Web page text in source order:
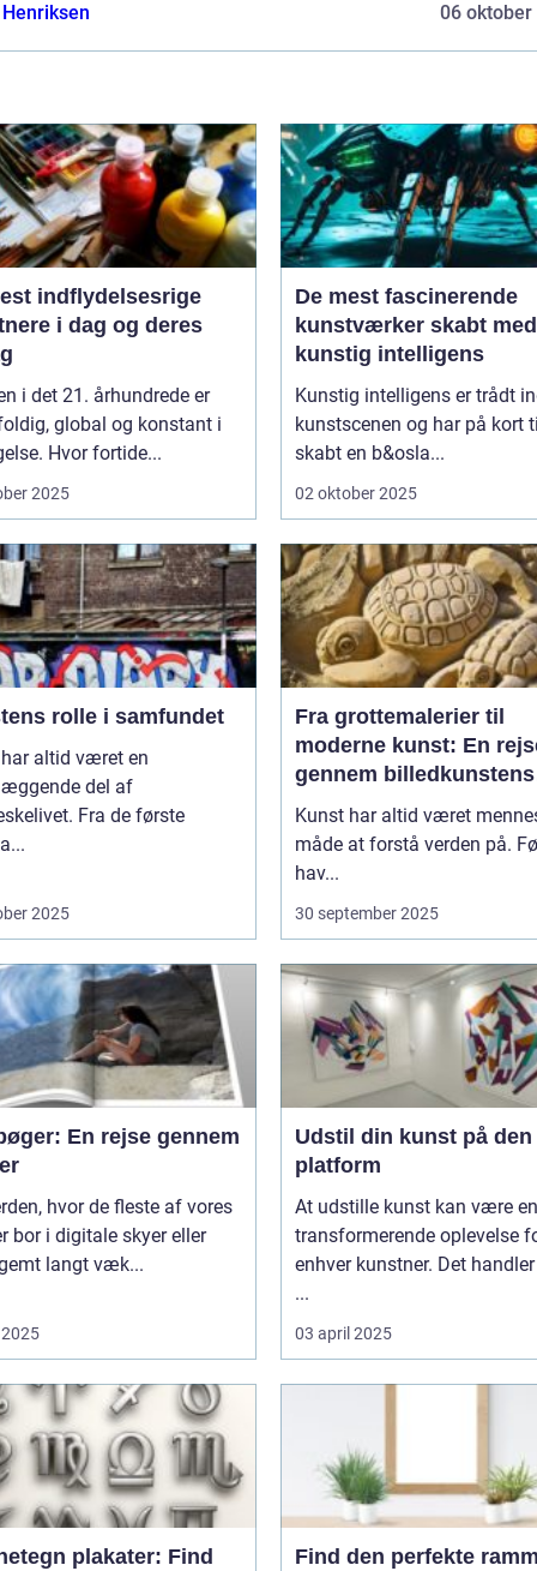
06 oktober
indflydelsesrige
i dag og deres
i det 21. århundrede er
global og konstant i
Hvor fortide...
2025
De mest fascinerende
kunstværker skabt med
kunstig intelligens
Kunstig intelligens er trådt
kunstscenen og har på kort
skabt en b&osla...
02 oktober 2025
rolle i samfundet
altid været en
del af
Fra de første
2025
Fra grottemalerier til
moderne kunst: En
gennem billedkunstens
udvikling
Kunst har altid været
måde at forstå verden på.
hav...
30 september 2025
En rejse gennem
hvor de fleste af vores
bor i digitale skyer eller
langt væk...
Udstil din kunst på den
platform
At udstille kunst kan være en
transformerende oplevelse
enhver kunstner. Det
...
03 april 2025
plakater: Find
Find den perfekte